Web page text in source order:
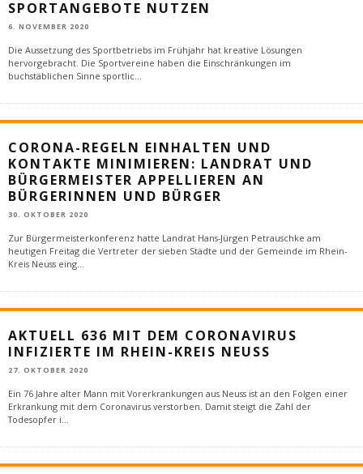
SPORTANGEBOTE NUTZEN
6. NOVEMBER 2020
Die Aussetzung des Sportbetriebs im Frühjahr hat kreative Lösungen
hervorgebracht. Die Sportvereine haben die Einschränkungen im
buchstäblichen Sinne sportlic...
CORONA-REGELN EINHALTEN UND
KONTAKTE MINIMIEREN: LANDRAT UND
BÜRGERMEISTER APPELLIEREN AN
BÜRGERINNEN UND BÜRGER
30. OKTOBER 2020
Zur Bürgermeisterkonferenz hatte Landrat Hans-Jürgen Petrauschke am
heutigen Freitag die Vertreter der sieben Städte und der Gemeinde im Rhein-
Kreis Neuss eing...
AKTUELL 636 MIT DEM CORONAVIRUS
INFIZIERTE IM RHEIN-KREIS NEUSS
27. OKTOBER 2020
Ein 76 Jahre alter Mann mit Vorerkrankungen aus Neuss ist an den Folgen einer
Erkrankung mit dem Coronavirus verstorben. Damit steigt die Zahl der
Todesopfer i...